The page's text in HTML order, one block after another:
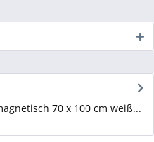
70 x 100 cm weiß...